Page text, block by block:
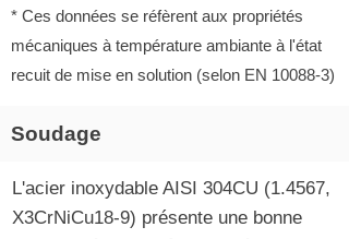
* Ces données se réfèrent aux propriétés
mécaniques à température ambiante à l'état
recuit de mise en solution (selon EN 10088-3)
Soudage
L'acier inoxydable AISI 304CU (1.4567,
X3CrNiCu18-9) présente une bonne